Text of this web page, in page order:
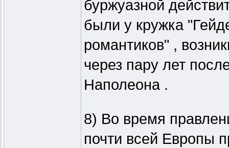
буржуазной
были у кружка
романтиков" ,
через пару лет
Наполеона .
8) Во время
почти всей Европы